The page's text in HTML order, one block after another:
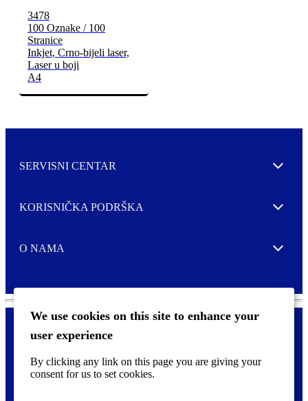
We use cookies on this site to enhance your
user experience
By clicking any link on this page you are giving your
consent for us to set cookies.
3478
100 Oznake / 100
Stranice
Inkjet, Crno-bijeli laser,
Laser u boji
A4
SERVISNI CENTAR Expand
KORISNIČKA PODRŠKA Expand
O NAMA Expand
o
Pravne i tzv. Cookie obavijesti